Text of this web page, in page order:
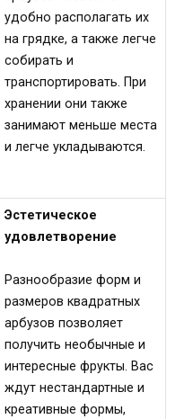
удобно располагать их
на грядке, а также легче
собирать и
транспортировать. При
хранении они также
занимают меньше места
и легче укладываются.
Эстетическое
удовлетворение
Разнообразие форм и
размеров квадратных
арбузов позволяет
получить необычные и
интересные фрукты. Вас
ждут нестандартные и
креативные формы,